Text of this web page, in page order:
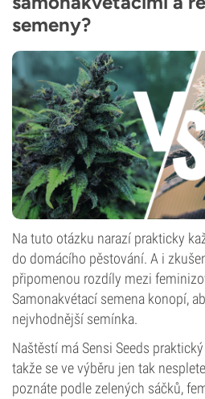
semeny?
Na tuto otázku narazí prakticky
do domácího pěstování. A i
připomenou rozdíly mezi
Samonakvétací semena konopí,
nejvhodnější semínka.
Naštěstí má Sensi Seeds
takže se ve výběru jen tak
poznáte podle zelených sáčků,